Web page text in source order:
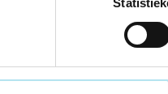
Kaartspel